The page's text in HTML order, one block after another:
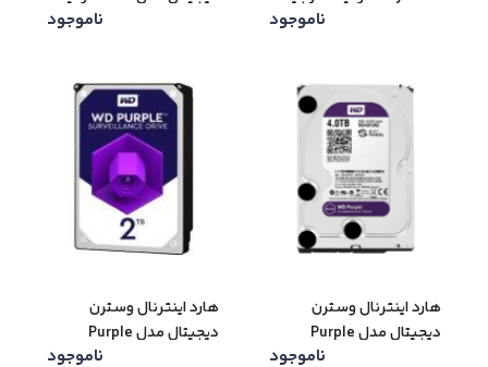
ناموجود ناموجود
هارد اینترنال وسترن
دیجیتال مدل Purple
ناموجود
هارد اینترنال وسترن
دیجیتال مدل Purple
ناموجود